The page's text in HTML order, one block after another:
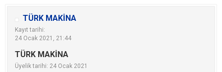
TÜRK MAKİNA
Kayıt tarihi:
24 Ocak 2021, 21:44
TÜRK MAKİNA
Üyelik tarihi: 24 Ocak 2021